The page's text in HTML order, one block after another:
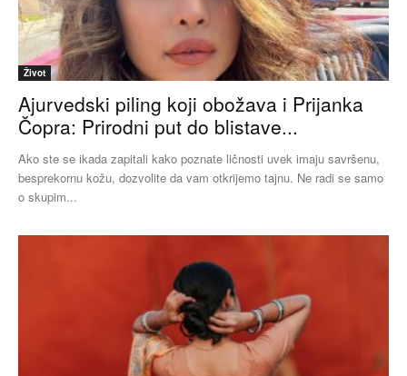
Život
Ajurvedski piling koji obožava i Prijanka
Čopra: Prirodni put do blistave...
Ako ste se ikada zapitali kako poznate ličnosti uvek imaju savršenu,
besprekornu kožu, dozvolite da vam otkrijemo tajnu. Ne radi se samo
o skupim...